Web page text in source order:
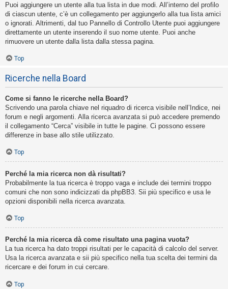
Puoi aggiungere un utente alla tua lista in due modi. All’interno del profilo
di ciascun utente, c’è un collegamento per aggiungerlo alla tua lista amici
o ignorati. Altrimenti, dal tuo Pannello di Controllo Utente puoi aggiungere
direttamente un utente inserendo il suo nome utente. Puoi anche
rimuovere un utente dalla lista dalla stessa pagina.
Top
Ricerche nella Board
Come si fanno le ricerche nella Board?
Scrivendo una parola chiave nel riquadro di ricerca visibile nell’Indice, nei
forum e negli argomenti. Alla ricerca avanzata si può accedere premendo
il collegamento “Cerca” visibile in tutte le pagine. Ci possono essere
differenze in base allo stile utilizzato.
Top
Perché la mia ricerca non dà risultati?
Probabilmente la tua ricerca è troppo vaga e include dei termini troppo
comuni che non sono indicizzati da phpBB3. Sii più specifico e usa le
opzioni disponibili nella ricerca avanzata.
Top
Perché la mia ricerca dà come risultato una pagina vuota?
La tua ricerca ha dato troppi risultati per le capacità di calcolo del server.
Usa la ricerca avanzata e sii più specifico nella tua scelta dei termini da
ricercare e dei forum in cui cercare.
Top